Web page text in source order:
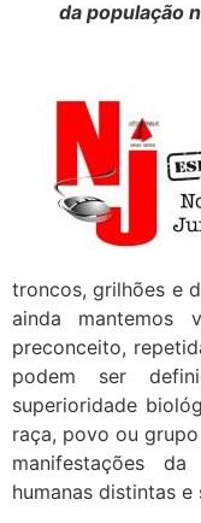
da população
troncos, grilhões e
ainda mantemos
preconceito,
podem ser
superioridade
raça, povo ou
manifestações
humanas distintas e